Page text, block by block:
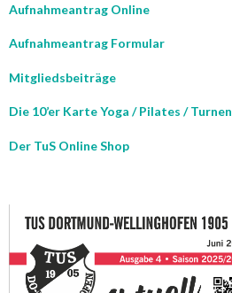
Aufnahmeantrag Online
Aufnahmeantrag Formular
Mitgliedsbeiträge
Die 10’er Karte Yoga / Pilates / Turnen
Der TuS Online Shop